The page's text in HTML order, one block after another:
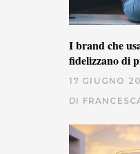
I brand che
fidelizzano di
17 GIUGNO
DI